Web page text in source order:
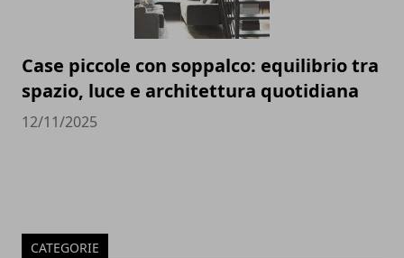
Case piccole con soppalco: equilibrio tra
spazio, luce e architettura quotidiana
12/11/2025
CATEGORIE